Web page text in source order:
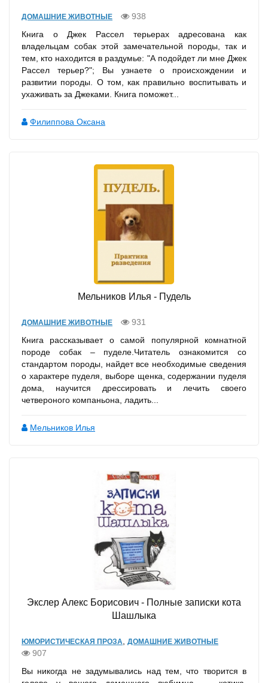
ДОМАШНИЕ ЖИВОТНЫЕ
938
Книга о Джек Рассел терьерах адресована как
владельцам собак этой замечательной породы, так и
тем, кто находится в раздумье: "А подойдет ли мне Джек
Рассел терьер?"; Вы узнаете о происхождении и
развитии породы. О том, как правильно воспитывать и
ухаживать за Джеками. Книга поможет...
Филиппова Оксана
Мельников Илья - Пудель
ДОМАШНИЕ ЖИВОТНЫЕ
931
Книга рассказывает о самой популярной комнатной
породе собак – пуделе.Читатель ознакомится со
стандартом породы, найдет все необходимые сведения
о характере пуделя, выборе щенка, содержании пуделя
дома, научится дрессировать и лечить своего
четвероного компаньона, ладить...
Мельников Илья
Экслер Алекс Борисович - Полные записки кота
Шашлыка
ЮМОРИСТИЧЕСКАЯ ПРОЗА ДОМАШНИЕ ЖИВОТНЫЕ
907
Вы никогда не задумывались над тем, что творится в